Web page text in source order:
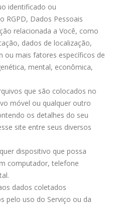
identificado ou
RGPD, Dados Pessoais
relacionada a Você, como
dados de localização,
ou mais fatores específicos de
mental, econômica,
que são colocados no
móvel ou qualquer outro
os detalhes do seu
site entre seus diversos
dispositivo que possa
computador, telefone
dados coletados
pelo uso do Serviço ou da